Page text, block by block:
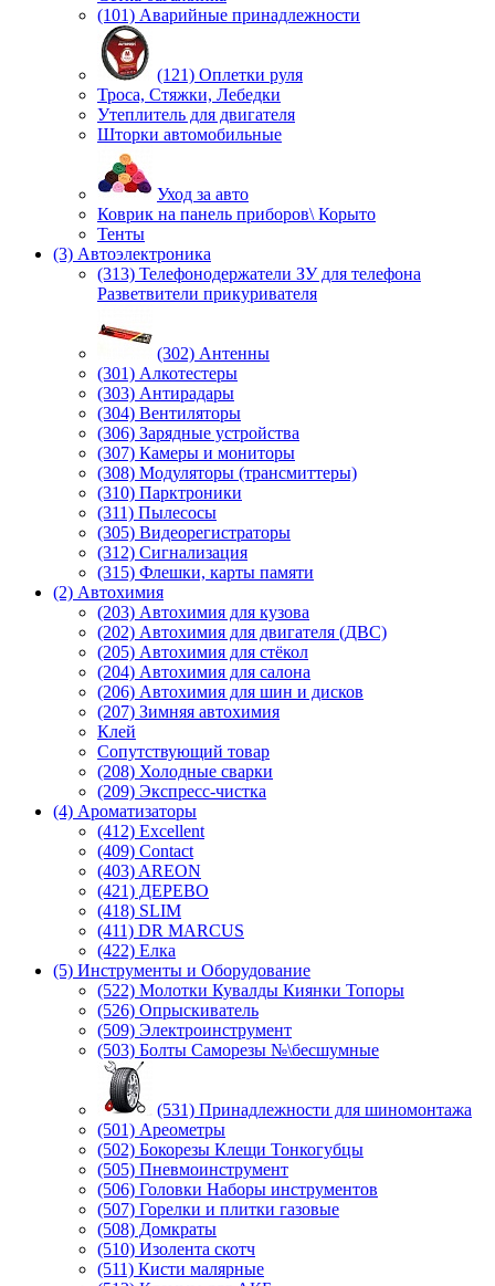
(101) Аварийные принадлежности
(121) Оплетки руля
Троса, Стяжки, Лебедки
Утеплитель для двигателя
Шторки автомобильные
Уход за авто
Коврик на панель приборов\ Корыто
Тенты
(3) Автоэлектроника
(313) Телефонодержатели ЗУ для телефона
Разветвители прикуривателя
(302) Антенны
(301) Алкотестеры
(303) Антирадары
(304) Вентиляторы
(306) Зарядные устройства
(307) Камеры и мониторы
(308) Модуляторы (трансмиттеры)
(310) Парктроники
(311) Пылесосы
(305) Видеорегистраторы
(312) Сигнализация
(315) Флешки, карты памяти
(2) Автохимия
(203) Автохимия для кузова
(202) Автохимия для двигателя (ДВС)
(205) Автохимия для стёкол
(204) Автохимия для салона
(206) Автохимия для шин и дисков
(207) Зимняя автохимия
Клей
Сопутствующий товар
(208) Холодные сварки
(209) Экспреcс-чистка
(4) Ароматизаторы
(412) Excellent
(409) Contact
(403) AREON
(421) ДЕРЕВО
(418) SLIM
(411) DR MARCUS
(422) Елка
(5) Инструменты и Оборудование
(522) Молотки Кувалды Киянки Топоры
(526) Опрыскиватель
(509) Электроинструмент
(503) Болты Саморезы №\бесшумные
(531) Принадлежности для шиномонтажа
(501) Ареометры
(502) Бокорезы Клещи Тонкогубцы
(505) Пневмоинструмент
(506) Головки Наборы инструментов
(507) Горелки и плитки газовые
(508) Домкраты
(510) Изолента скотч
(511) Кисти малярные